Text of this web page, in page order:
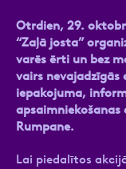
Otrdien, 29.
“Zaļā josta”
varēs ērti un bez
vairs
iepakojuma,
Rumpane.
Lai piedalītos